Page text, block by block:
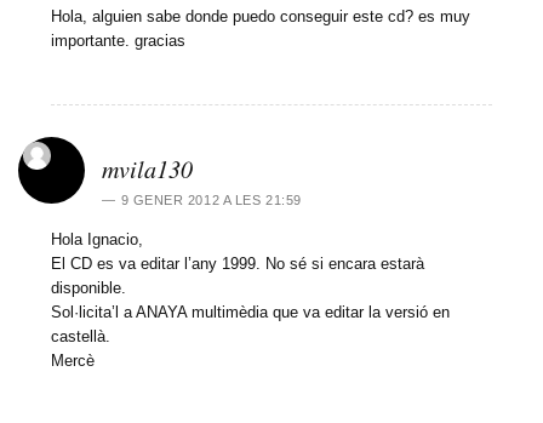
Hola, alguien sabe donde puedo conseguir este cd? es muy
importante. gracias
mvila130
9 GENER 2012 A LES 21:59
Hola Ignacio,
El CD es va editar l’any 1999. No sé si encara estarà
disponible.
Sol·licita’l a ANAYA multimèdia que va editar la versió en
castellà.
Mercè